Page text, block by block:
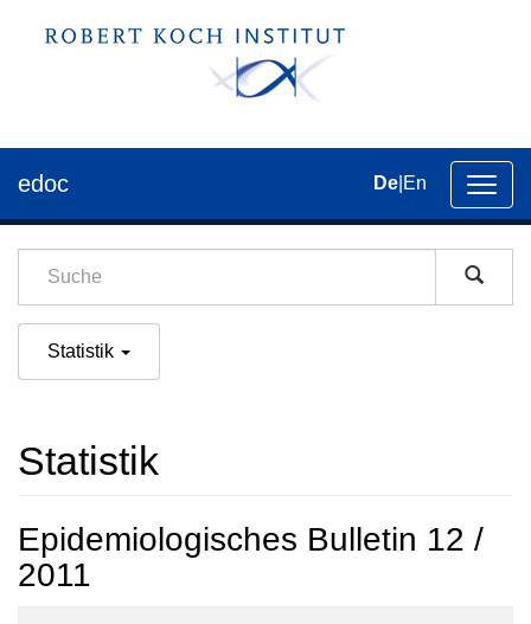
der
edoc De En
Statistik
Statistik
Epidemiologisches Bulletin 12 /
2011